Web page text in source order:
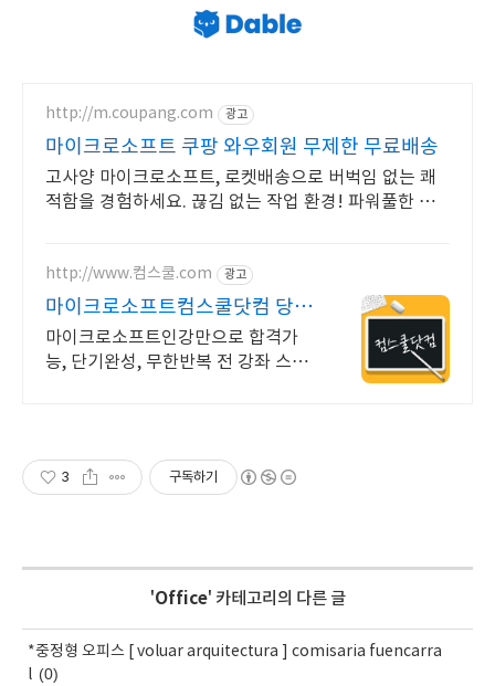
http://m.coupang.com 광고
마이크로소프트 쿠팡 와우회원 무제한 무료배송
고사양 마이크로소프트, 로켓배송으로 버벅임 없는 쾌
적함을 경험하세요. 끊김 없는 작업 환경! 파워풀한 노
http://www.컴스쿨.com 광고
마이크로소프트컴스쿨닷컴 당일
신청&결제시 기프티콘!
마이크로소프트인강만으로 합격가
능, 단기완성, 무한반복 전 강좌 스마
3 구독하기
'Office' 카테고리의 다른 글
*중정형 오피스 [ voluar arquitectura ] comisaria fuencarra
l (0)